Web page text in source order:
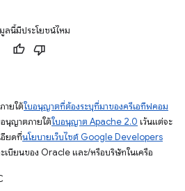
ลนี้มีประโยชน์ไหม
ายใต้ใบอนุญาตที่ต้องระบุที่มาของครีเอทีฟคอม
นุญาตภายใต้ใบอนุญาต Apache 2.0 เว้นแต่จะ
อียดที่นโยบายเว็บไซต์ Google Developers
เบียนของ Oracle และ/หรือบริษัทในเครือ